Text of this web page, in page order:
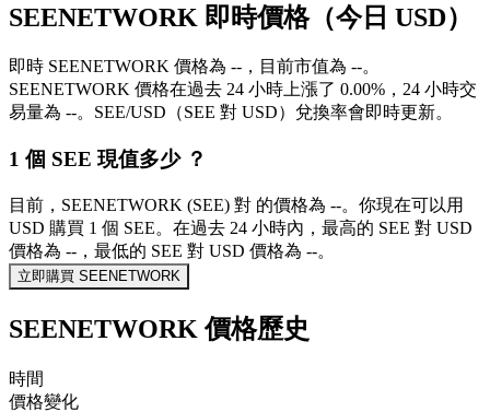
SEENETWORK 即時價格（今日 USD）
即時 SEENETWORK 價格為 --，目前市值為 --。
SEENETWORK 價格在過去 24 小時上漲了 0.00%，24 小時交
易量為 --。SEE/USD（SEE 對 USD）兌換率會即時更新。
1 個 SEE 現值多少 ？
目前，SEENETWORK (SEE) 對 的價格為 --。你現在可以用
USD 購買 1 個 SEE。在過去 24 小時內，最高的 SEE 對 USD
價格為 --，最低的 SEE 對 USD 價格為 --。
立即購買 SEENETWORK
SEENETWORK 價格歷史
時間
價格變化